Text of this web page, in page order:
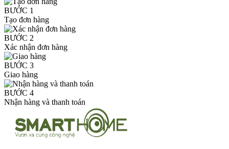
BƯỚC 1
Tạo đơn hàng
BƯỚC 2
Xác nhận đơn hàng
BƯỚC 3
Giao hàng
BƯỚC 4
Nhận hàng và thanh toán